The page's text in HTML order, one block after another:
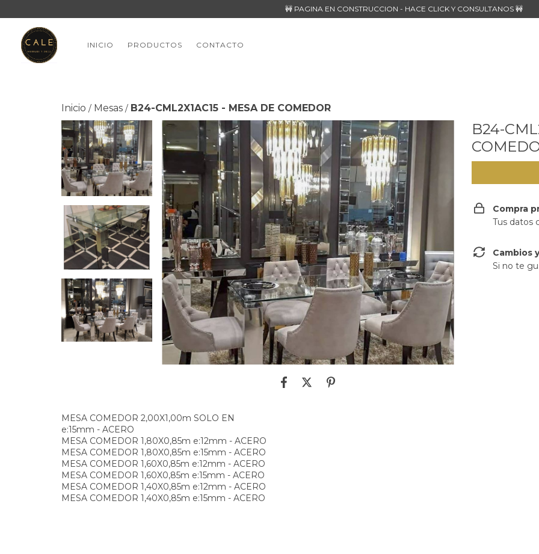
🚧 PAGINA EN CONSTRUCCION - HACE CLICK Y CONSULTANOS 🚧
INICIO PRODUCTOS CONTACTO
Inicio / Mesas / B24-CML2X1AC15 - MESA DE COMEDOR
MESA COMEDOR 2,00X1,00m SOLO EN
e:15mm - ACERO
MESA COMEDOR 1,80X0,85m e:12mm - ACERO
MESA COMEDOR 1,80X0,85m e:15mm - ACERO
MESA COMEDOR 1,60X0,85m e:12mm - ACERO
MESA COMEDOR 1,60X0,85m e:15mm - ACERO
MESA COMEDOR 1,40X0,85m e:12mm - ACERO
MESA COMEDOR 1,40X0,85m e:15mm - ACERO
B24-
Compra
Tus datos
Cambios
Si no te